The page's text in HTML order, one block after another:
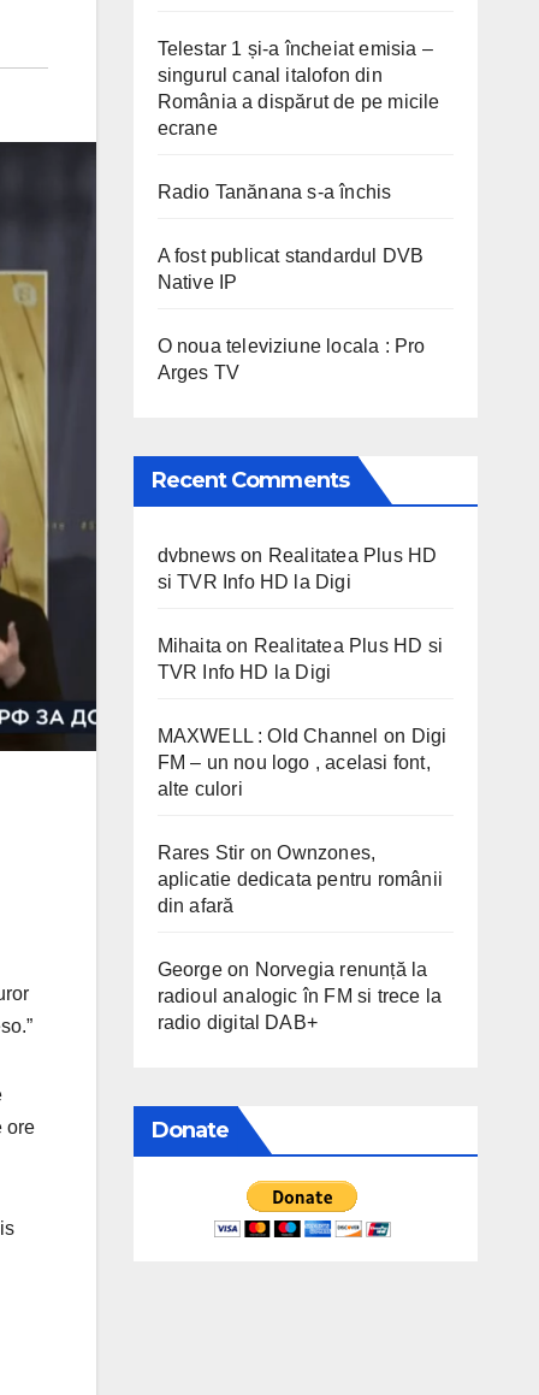
ore
Telestar 1 și-a încheiat emisia –
singurul canal italofon din
România a dispărut de pe micile
ecrane
Radio Tanănana s-a închis
A fost publicat standardul DVB
Native IP
O noua televiziune locala : Pro
Arges TV
Recent Comments
dvbnewson Realitatea Plus HD
si TVR Info HD la Digi
Mihaita on Realitatea Plus HD si
TVR Info HD la Digi
MAXWELL : Old Channel on Digi
FM – un nou logo , acelasi font,
alte culori
Rares Stir onOwnzones,
aplicatie dedicata pentru românii
din afară
Georgeon Norvegia renunță la
radioul analogic în FM si trece la
radio digital DAB+
Donate